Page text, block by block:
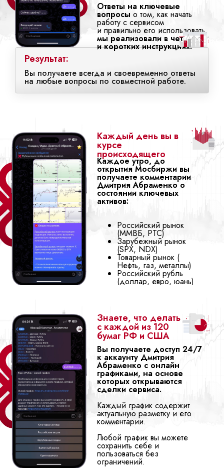
Результат:
Вы получаете всегда и своевременно ответы
на любые вопросы по совместной работе.
Ответы на ключевые
вопросы о том, как начать
работу с сервисом
и правильно его использовать,
мы реализовали в четких
и коротких инструкциях.
Каждый день вы в
курсе
происходящего
Каждое утро, до
открытия Мосбиржи вы
получаете комментарии
Дмитрия Абраменко о
состоянии ключевых
активов:
Российский рынок
(ММВБ, РТС)
Зарубежный рынок
(SPX, NDX)
Товарный рынок (
Нефть, газ, металлы)
Российский рубль
(доллар, евро, юань)
Знаете, что делать
с каждой из 120
бумаг РФ и США
Вы получаете доступ 24/7
к аккаунту Дмитрия
Абраменко с онлайн
графиками, на основе
которых открываются
сделки сервиса.
Каждый график содержит
актуальную разметку и его
комментарии.
Любой график вы можете
сохранить себе и
пользоваться без
ограничений.